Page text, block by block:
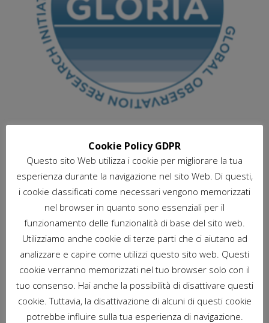
Il progetto internazionale GLORIA (GLobal Observation
Research Initiative in Alpine environments) ha l’obiettivo di
monitorare e valutare quali sono gli effetti a lungo termine del
riscaldamento climatico sugli ecosistemi d’alta quota, con il
coordinamento internazionale dell’Università delle Risorse
Naturali e Scienze della Vita (Vienna). Allo stato attuale i siti
pianeta, due di questi sono in Appennino Centrale (Majella-
Matese), e vengono studiati e gestiti dal laboratorio di
Envirometrica del Dipartimento di Bioscienze e Territorio, con
il coordinamento scientifico della prof.ssa Angela Stanisci.
Cookie Policy GDPR
Questo sito Web utilizza i cookie per migliorare la tua
esperienza durante la navigazione nel sito Web. Di questi,
i cookie classificati come necessari vengono memorizzati
nel browser in quanto sono essenziali per il
funzionamento delle funzionalità di base del sito web.
Utilizziamo anche cookie di terze parti che ci aiutano ad
analizzare e capire come utilizzi questo sito web. Questi
cookie verranno memorizzati nel tuo browser solo con il
tuo consenso. Hai anche la possibilità di disattivare questi
cookie. Tuttavia, la disattivazione di alcuni di questi cookie
potrebbe influire sulla tua esperienza di navigazione.